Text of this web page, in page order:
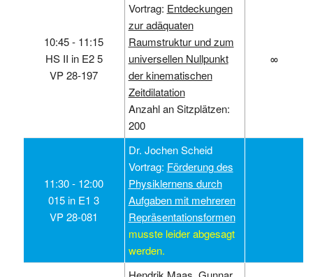
10:45 ‑ 11:15
HS II in E2 5
VP 28-197
Vortrag: Entdeckungen
zur adäquaten
Raumstruktur und zum
universellen Nullpunkt
der kinematischen
Zeitdilatation
Anzahl an Sitzplätzen:
200
∞
11:30 ‑ 12:00
015 in E1 3
VP 28-081
Dr. Jochen Scheid
Vortrag: Förderung des
Physiklernens durch
Aufgaben mit mehreren
Repräsentationsformen
musste leider abgesagt
werden.